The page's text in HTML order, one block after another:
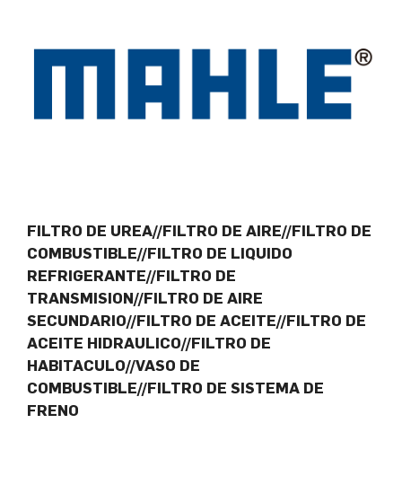
FILTRO DE UREA//FILTRO DE AIRE//FILTRO DE
COMBUSTIBLE//FILTRO DE LIQUIDO
REFRIGERANTE//FILTRO DE
TRANSMISION//FILTRO DE AIRE
SECUNDARIO//FILTRO DE ACEITE//FILTRO DE
ACEITE HIDRAULICO//FILTRO DE
HABITACULO//VASO DE
COMBUSTIBLE//FILTRO DE SISTEMA DE
FRENO